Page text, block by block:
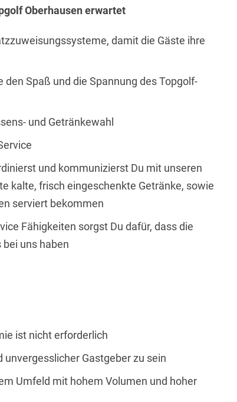
Oberhausen erwartet
damit die Gäste ihre
Spaß und die Spannung des Topgolf-
und Getränkewahl
und kommunizierst Du mit unseren
kalte, frisch eingeschenkte Getränke, sowie
serviert bekommen
Fähigkeiten sorgst Du dafür, dass die
uns haben
ist nicht erforderlich
Gastgeber zu sein
Umfeld mit hohem Volumen und hoher